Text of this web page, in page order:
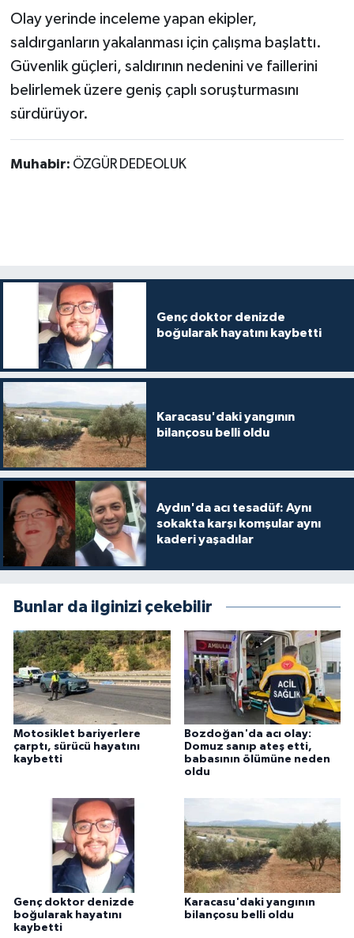
​Olay yerinde inceleme yapan ekipler,
saldırganların yakalanması için çalışma başlattı.
Güvenlik güçleri, saldırının nedenini ve faillerini
belirlemek üzere geniş çaplı soruşturmasını
sürdürüyor.
Muhabir: ÖZGÜR DEDEOLUK
Genç doktor denizde
boğularak hayatını kaybetti
Karacasu'daki yangının
bilançosu belli oldu
Aydın'da acı tesadüf: Aynı
sokakta karşı komşular aynı
kaderi yaşadılar
Bunlar da ilginizi çekebilir
Motosiklet bariyerlere
çarptı, sürücü hayatını
kaybetti
Bozdoğan'da acı olay:
Domuz sanıp ateş etti,
babasının ölümüne neden
oldu
Genç doktor denizde
boğularak hayatını
kaybetti
Karacasu'daki yangının
bilançosu belli oldu